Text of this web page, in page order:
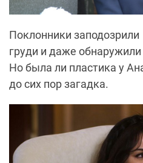
Поклонники
груди и даже
Но была ли пластика у
до сих пор загадка.